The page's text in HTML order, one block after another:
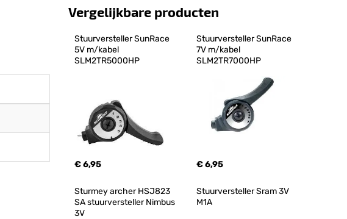
Vergelijkbare producten
Stuurversteller SunRace
5V m/kabel
SLM2TR5000HP
€ 6,95
Stuurversteller SunRace
7V m/kabel
SLM2TR7000HP
€ 6,95
Sturmey archer HSJ823
SA stuurversteller Nimbus
3V
Stuurversteller Sram 3V
M1A